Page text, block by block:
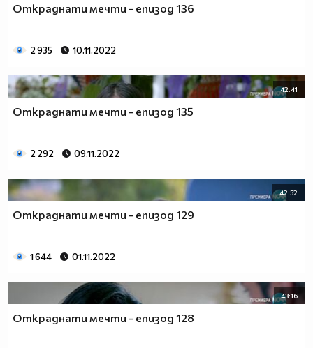
Откраднати мечти - епизод 136
2 935 10.11.2022
42:41
Откраднати мечти - епизод 135
2 292 09.11.2022
42:52
Откраднати мечти - епизод 129
1 644 01.11.2022
43:16
Откраднати мечти - епизод 128